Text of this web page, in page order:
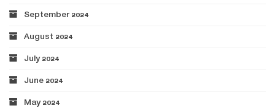
September 2024
August 2024
July 2024
June 2024
May 2024